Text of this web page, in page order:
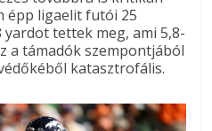
épp ligaelit futói 25
tettek meg, ami 5,8-
a támadók szempontjából
katasztrofális.